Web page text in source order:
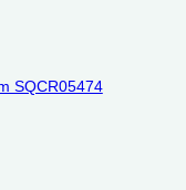
SQCR05474